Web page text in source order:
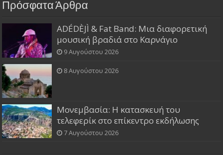
Πρόσφατα Άρθρα
ADÉDÈJÌ & Fat Band: Μια διαφορετική
μουσική βραδιά στο Καρνάγιο
9 Αυγούστου 2026
8 Αυγούστου 2026
Μονεμβασία: Η κατασκευή του
τελεφερίκ στο επίκεντρο εκδήλωσης
7 Αυγούστου 2026